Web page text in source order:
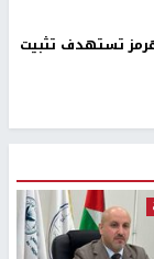
تستهدف تثبيت